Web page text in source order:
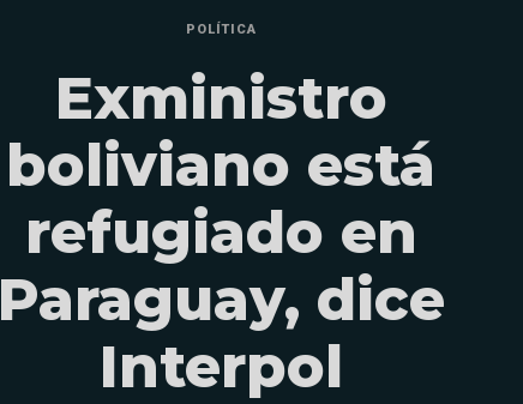
POLÍTICA
Exministro
boliviano está
refugiado en
Paraguay, dice
Interpol